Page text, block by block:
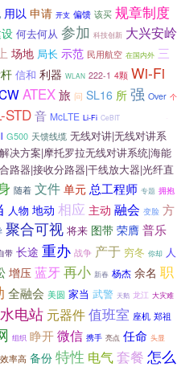
用以 申请 开支 偏馈 该买 规章制度
何去何从 参加 科技创新 大兴安岭
场地 局长 示范 民用航空 在国内外 三
信和 利器 WLAN 222-1 4颗 Wi-Fi
ATEX旅 问 SL16 所强 Over 个
STD音 McLTE Li-Fi CeBIT
G500 天馈线缆 无线对讲|无线对讲系
决方案|摩托罗拉无线对讲系统|海能
路器|接收分路器|干线放大器|光纤直
随着 文件 单元 总工程师 专题 拥抱
人物 地动 相应 主动 融会 变脸 方
聚合可视 将来 图带 荣膺 普乐
带 长途 重办 战争 产于 穷冬 你却 人
增压 蓝牙再小 新春 杨杰 余名 职
全融会 美圆 家当 武警 天鹅 龙江 大灾难
水电站 元器件值班室 座机 郑祖
组织 睁开微信 携手 亮点 任命 头显
效率高 备份 特性 电气套餐 怎么